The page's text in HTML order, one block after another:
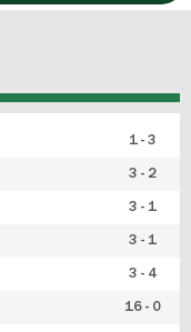
1 - 3
3 - 2
3 - 1
3 - 1
3 - 4
16 - 0